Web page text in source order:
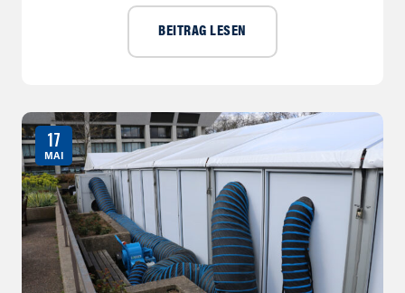
BEITRAG LESEN
17
MAI